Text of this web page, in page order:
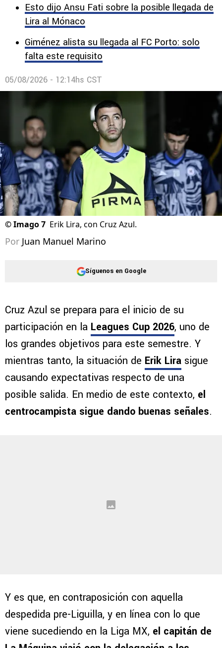
Esto dijo Ansu Fati sobre la posible llegada de
Lira al Mónaco
Giménez alista su llegada al FC Porto: solo
falta este requisito
05/08/2026 - 12:14hs CST
©Imago 7 Erik Lira, con Cruz Azul.
Por Juan Manuel Marino
Síguenos en Google
Cruz Azul se prepara para el inicio de su
participación en la Leagues Cup 2026, uno de
los grandes objetivos para este semestre. Y
mientras tanto, la situación de Erik Lira sigue
causando expectativas respecto de una
posible salida. En medio de este contexto, el
centrocampista sigue dando buenas señales.
Y es que, en contraposición con aquella
despedida pre-Liguilla, y en línea con lo que
viene sucediendo en la Liga MX, el capitán de